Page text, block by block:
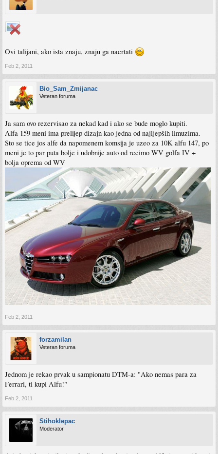
Ovi talijani, ako ista znaju, znaju ga nacrtati
Feb 2, 2011
Bio_Sam_Zmijanac
Veteran foruma
Ja sam ovo rezervisao za nekad kad i ako se bude moglo kupiti.
Alfa 159 meni ima prelijep dizajn kao jedna od najljepših limuzima.
Sto se tice jos alfe da napomenem komsija je uzeo za 10K alfu 147, po
meni je to par puta bolje i udobnije auto od recimo WV golfa IV +
bolja oprema od WV
Feb 2, 2011
forzamilan
Veteran foruma
Jednom je rekao prvak u sampionatu DTM-a: "Ako nemas para za
Ferrari, ti kupi Alfu!"
Feb 2, 2011
Stihoklepac
Moderator